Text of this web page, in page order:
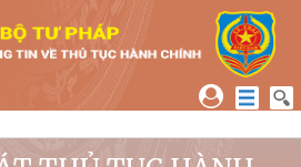
về Thủ tục hành